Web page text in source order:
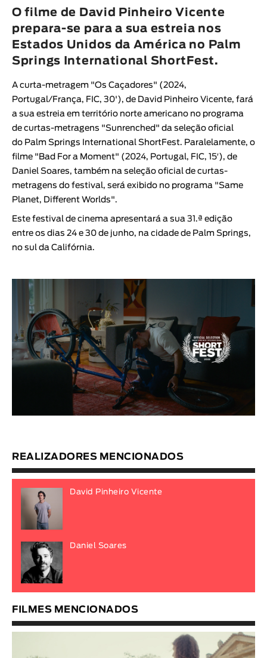
Animar
DURAÇÃO
< / >
GÉNERO
Ficção
Animação
Experimental
O filme de David Pinheiro Vicente
prepara-se para a sua estreia nos
Estados Unidos da América no Palm
Springs International ShortFest.
A curta-metragem "Os Caçadores" (2024,
Portugal/França, FIC, 30'), de David Pinheiro Vicente, fará
a sua estreia em território norte americano no programa
de curtas-metragens "Sunrenched " da seleção oficial
do Palm Springs International ShortFest. Paralelamente, o
filme " Bad For a Moment" (2024, Portugal, FIC, 15′), de
Daniel Soares, também na seleção oficial de curtas-
metragens do festival, será exibido no programa "Same
Planet, Different Worlds".
Este festival de cinema apresentará a sua 31.ª edição
entre os dias 24 e 30 de junho, na cidade de Palm Springs,
no sul da Califórnia.
REALIZADORES MENCIONADOS
David Pinheiro Vicente
Daniel Soares
FILMES MENCIONADOS